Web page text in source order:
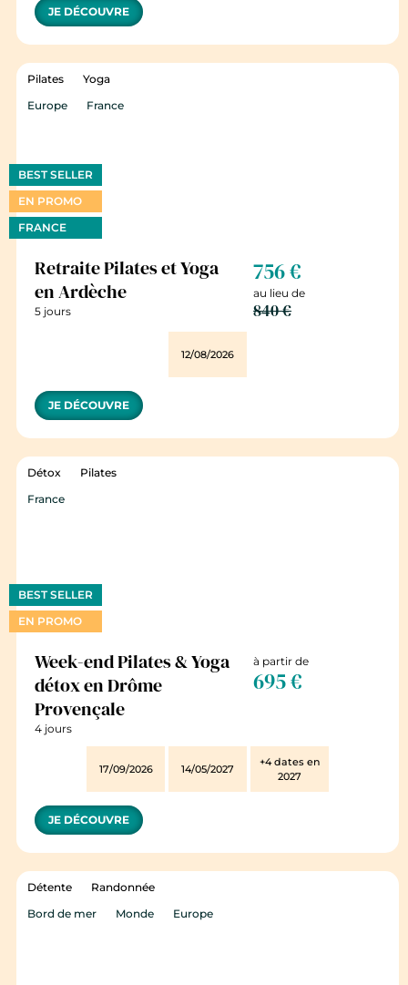
JE DÉCOUVRE
Pilates
Yoga
Europe
France
BEST SELLER
EN PROMO
FRANCE
Retraite Pilates et Yoga
en Ardèche
5 jours
756 €
au lieu de
840 €
12/08/2026
JE DÉCOUVRE
Détox
Pilates
France
BEST SELLER
EN PROMO
Week-end Pilates & Yoga
détox en Drôme
Provençale
4 jours
à partir de
695 €
17/09/2026 14/05/2027
+4 dates en
2027
JE DÉCOUVRE
Détente
Randonnée
Bord de mer
Monde Europe